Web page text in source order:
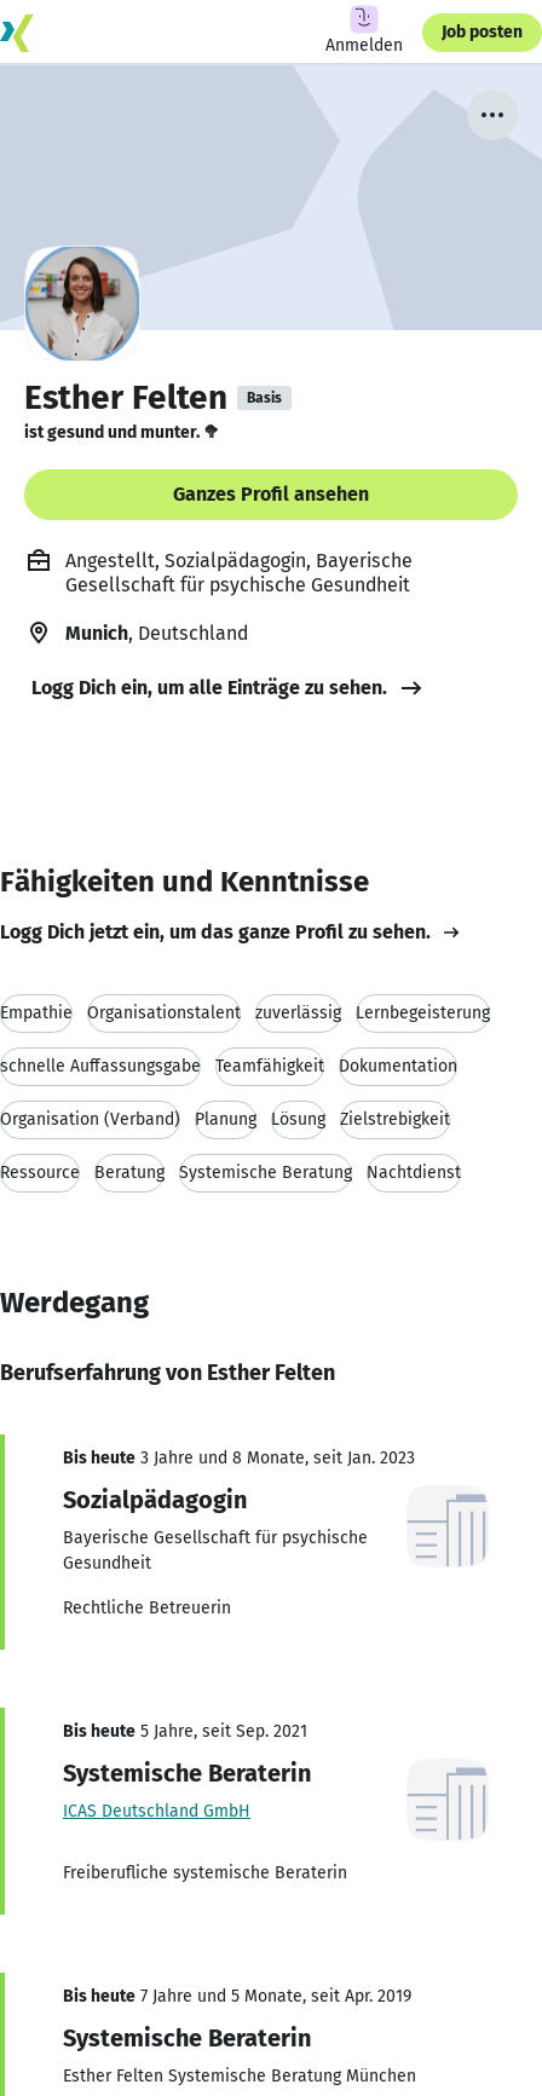
Anmelden
Job posten
Esther Felten Basis
ist gesund und munter. 🥦
Ganzes Profil ansehen
Angestellt, Sozialpädagogin, Bayerische
Gesellschaft für psychische Gesundheit
Munich, Deutschland
Logg Dich ein, um alle Einträge zu sehen.
Fähigkeiten und Kenntnisse
Logg Dich jetzt ein, um das ganze Profil zu sehen.
Empathie Organisationstalent zuverlässig Lernbegeisterung
schnelle Auffassungsgabe Teamfähigkeit Dokumentation
Organisation (Verband) Planung Lösung Zielstrebigkeit
Ressource Beratung Systemische Beratung Nachtdienst
Werdegang
Berufserfahrung von Esther Felten
Bis heute 3 Jahre und 8 Monate, seit Jan. 2023
Sozialpädagogin
Bayerische Gesellschaft für psychische
Gesundheit
Rechtliche Betreuerin
Bis heute 5 Jahre, seit Sep. 2021
Systemische Beraterin
ICAS Deutschland GmbH
Freiberufliche systemische Beraterin
Bis heute 7 Jahre und 5 Monate, seit Apr. 2019
Systemische Beraterin
Esther Felten Systemische Beratung München